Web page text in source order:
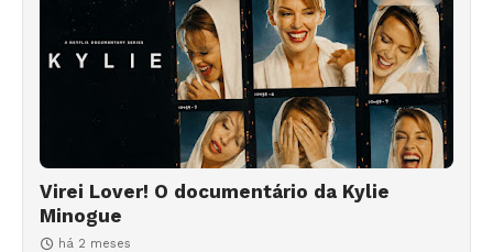
Virei Lover! O documentário da Kylie
Minogue
há 2 meses